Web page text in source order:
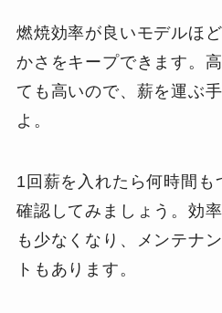
燃焼効率が良いモデルほ
かさをキープできます。
ても高いので、薪を運ぶ
よ。
1回薪を入れたら何時間も
確認してみましょう。効
も少なくなり、メンテナ
トもあります。